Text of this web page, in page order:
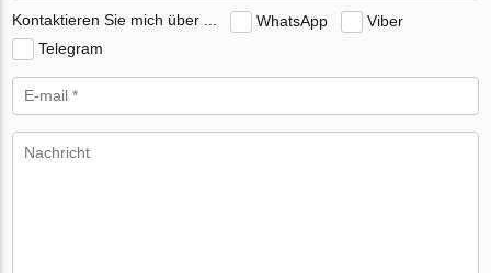
Kontaktieren Sie mich über ... WhatsApp
Viber
Telegram